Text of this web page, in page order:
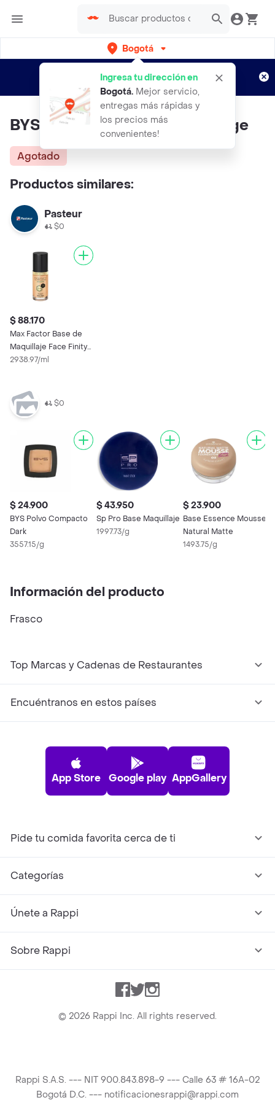
Bogotá
Ingresa tu dirección en
Bogotá. Mejor servicio,
entregas más rápidas y
los precios más
convenientes!
envíos gratis por semanas
Aplican TyC
BYS Base Powder Medium Beige
Agotado
Productos similares:
Pasteur
$0
$ 88.170
Max Factor Base de
Maquillaje Face Finity
Warm Sand 70
2938.97/ml
$0
$ 24.900
BYS Polvo Compacto
Dark
3557.15/g
$ 43.950
Sp Pro Base Maquillaje
1997.73/g
$ 23.900
Base Essence Mousse
Natural Matte
1493.75/g
Información del producto
Frasco
Top Marcas y Cadenas de Restaurantes
Encuéntranos en estos países
App Store Google play AppGallery
Pide tu comida favorita cerca de ti
Categorías
Únete a Rappi
Sobre Rappi
Facebook
TwitterInstagram
© 2026 Rappi Inc. All rights reserved.
Rappi S.A.S. --- NIT 900.843.898-9 --- Calle 63 # 16A-02
Bogotá D.C. --- notificacionesrappi@rappi.com